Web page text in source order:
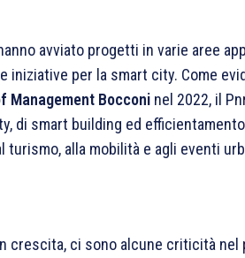
avviato progetti in varie aree
iniziative per la smart city. Come
Management Bocconi nel 2022, il
di smart building ed
alla mobilità e agli eventi
crescita, ci sono alcune criticità